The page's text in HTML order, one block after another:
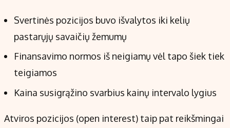
Svertinės pozicijos buvo išvalytos iki kelių
pastarųjų savaičių žemumų
Finansavimo normos iš neigiamų vėl tapo šiek tiek
teigiamos
Kaina susigrąžino svarbius kainų intervalo lygius
Atviros pozicijos (open interest) taip pat reikšmingai